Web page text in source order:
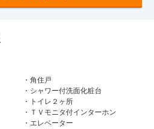
角住戸
シャワー付洗面化粧台
トイレ２ヶ所
ＴＶモニタ付インターホン
エレベーター